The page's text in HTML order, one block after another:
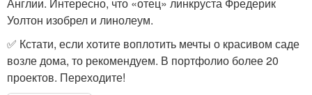
Англии. Интересно, что «отец» линкруста Фредерик
Уолтон изобрел и линолеум.
✅ Кстати, если хотите воплотить мечты о красивом саде
возле дома, то рекомендуем. В портфолио более 20
проектов. Переходите!